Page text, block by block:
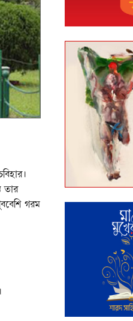
তার
গরম